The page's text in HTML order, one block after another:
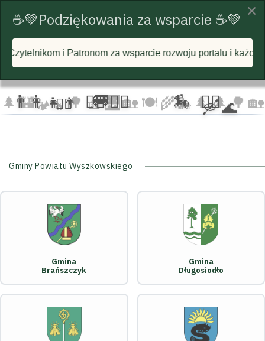
☁️ 🦅
☁️
🦅 🦅 ☁️
🌲🏰🏕️ 🔥🌳 🧺🌉🏡 🍽️🌾🐄 🌲 🌲🌳 🏡
🚐 🚴‍♂️
🏇 🛶 🌊
🚴‍♀️ 🏃‍♂️ 🏃‍♀️
Gminy Powiatu Wyszkowskiego
Gmina
Brańszczyk
Gmina
Długosiodło
×
☕💚Podziękowania za wsparcie ☕💚
za wsparcie rozwoju portalu i każdą postawioną wirtualną